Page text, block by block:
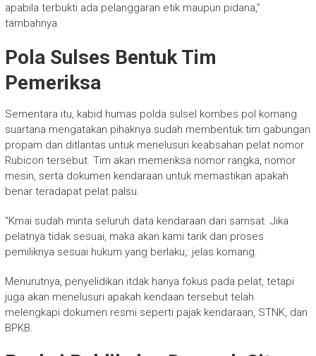
apabila terbukti ada pelanggaran etik maupun pidana,”
tambahnya.
Pola Sulses Bentuk Tim
Pemeriksa
Sementara itu, kabid humas polda sulsel kombes pol komang
suartana mengatakan pihaknya sudah membentuk tim gabungan
propam dan ditlantas untuk menelusuri keabsahan pelat nomor
Rubicon tersebut. Tim akan memeriksa nomor rangka, nomor
mesin, serta dokumen kendaraan untuk memastikan apakah
benar teradapat pelat palsu.
“Kmai sudah minta seluruh data kendaraan dari samsat. Jika
pelatnya tidak sesuai, maka akan kami tarik dan proses
pemiliknya sesuai hukum yang berlaku,: jelas komang.
Menurutnya, penyelidikan itdak hanya fokus pada pelat, tetapi
juga akan menelusuri apakah kendaan tersebut telah
melengkapi dokumen resmi seperti pajak kendaraan, STNK, dan
BPKB.